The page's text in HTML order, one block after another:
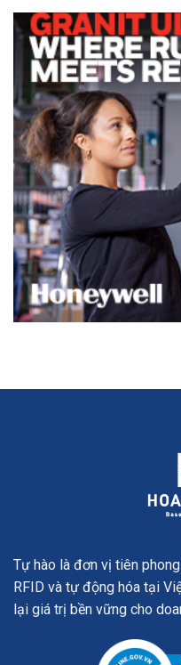
Tự hào là đơn vị tiên
RFID và tự động hóa tại
lại giá trị bền vững cho